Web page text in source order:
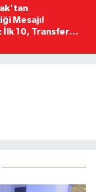
Mesajı!
10, Transfer